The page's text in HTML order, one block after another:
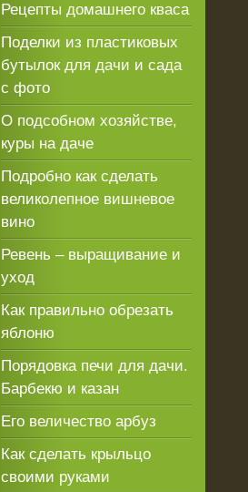
Рецепты домашнего кваса
Поделки из пластиковых
бутылок для дачи и сада
с фото
О подсобном хозяйстве,
куры на даче
Подробно как сделать
великолепное вишневое
вино
Ревень – выращивание и
уход
Как правильно обрезать
яблоню
Порядовка печи для дачи.
Барбекю и казан
Его величество арбуз
Как сделать крыльцо
своими руками